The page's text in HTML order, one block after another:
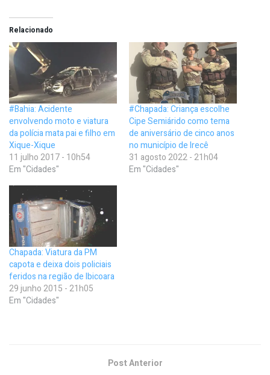
Relacionado
#Bahia: Acidente
envolvendo moto e viatura
da polícia mata pai e filho em
Xique-Xique
11 julho 2017 - 10h54
Em "Cidades"
#Chapada: Criança escolhe
Cipe Semiárido como tema
de aniversário de cinco anos
no município de Irecê
31 agosto 2022 - 21h04
Em "Cidades"
Chapada: Viatura da PM
capota e deixa dois policiais
feridos na região de Ibicoara
29 junho 2015 - 21h05
Em "Cidades"
Post Anterior